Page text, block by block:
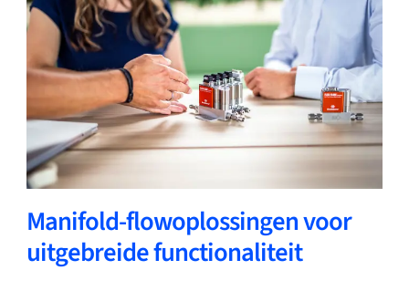
Manifold-flowoplossingen voor
uitgebreide functionaliteit